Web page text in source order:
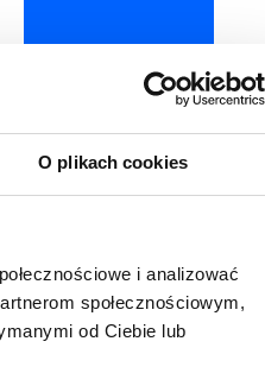
O plikach cookies
i analizować
społecznościowym,
od Ciebie lub